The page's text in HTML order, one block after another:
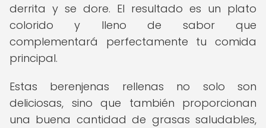
derrita y se dore. El resultado es un plato
colorido y lleno de sabor que
complementará perfectamente tu comida
principal.
Estas berenjenas rellenas no solo son
deliciosas, sino que también proporcionan
una buena cantidad de grasas saludables,